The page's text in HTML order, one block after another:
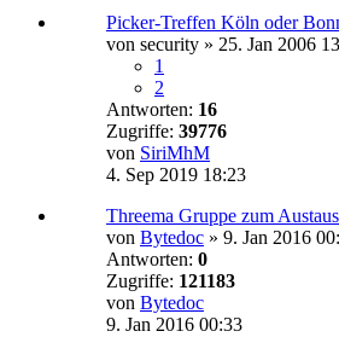
Picker-Treffen Köln oder
von security » 25. Jan 2006
1
2
Antworten: 16
Zugriffe: 39776
von SiriMhM
4. Sep 2019 18:23
Threema Gruppe zum
von Bytedoc » 9. Jan 2016
Antworten: 0
Zugriffe: 121183
von Bytedoc
9. Jan 2016 00:33